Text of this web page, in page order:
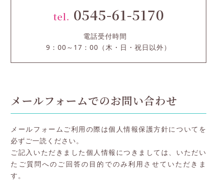
tel. 0545-61-5170
電話受付時間
9：00～17：00（木・日・祝日以外）
メールフォームでのお問い合わせ
メールフォームご利用の際は個人情報保護方針についてを
必ずご一読ください。
ご記入いただきました個人情報につきましては、いただい
たご質問へのご回答の目的でのみ利用させていただきま
す。